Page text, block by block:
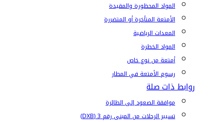
المواد المحظورة والمقيدة
الأمتعة المتأخرة أو المتضررة
المعدات الرياضية
المواد الخطرة
أمتعة من نوع خاص
رسوم الأمتعة في المطار
روابط ذات صلة
موافقة الصعود إلى الطائرة
تسيير الرحلات من المبنى رقم 3 (DXB)